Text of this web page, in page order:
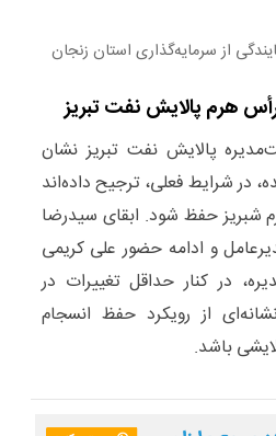
از سرمایه‌گذاری استان زنجان
هرم پالایش نفت تبریز
۴۸۵ هیئت‌مدیره پالایش نفت تبریز نشان
در شرایط فعلی، ترجیح داده‌اند
شبریز حفظ شود. ابقای سیدرضا
و ادامه حضور علی کریمی
در کنار حداقل تغییرات در
از رویکرد حفظ انسجام
باشد.